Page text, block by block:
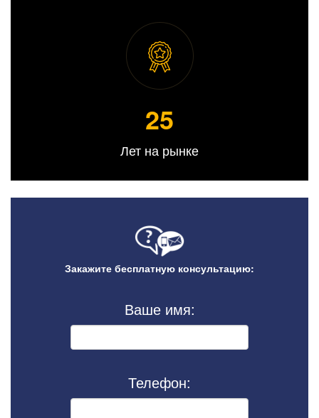
25
Лет на рынке
Закажите бесплатную консультацию:
Ваше имя:
Телефон: